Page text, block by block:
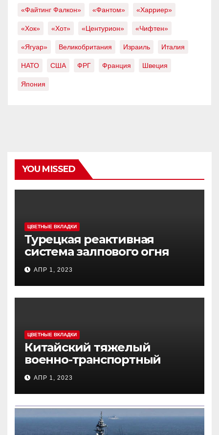
«Файтинг Фалкон» «Фантом» «Харриер»
«Хок» «Хот» «Центурион» «Чифтен»
«Ягуар» Великобритания Израиль Италия
НАТО США ФРГ Франция Швеция
Япония
YOU MISSED
ЦВЕТНЫЕ ВКЛАДКИ
Турецкая реактивная
система залпового огня
MCL (Multi-Caliber Launcher)
АПР 1, 2023
ЦВЕТНЫЕ ВКЛАДКИ
Китайский тяжелый
военно-транспортный
самолет (BTC) Y-20
(«ЮНЬ-20») «Куньпин»
АПР 1, 2023